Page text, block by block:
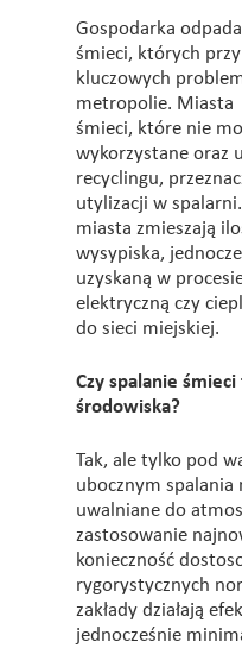
Gospodarka
śmieci, których
kluczowych
metropolie. Miasta
śmieci, które nie
wykorzystane oraz
recyclingu,
utylizacji w
miasta zmieszają
wysypiska,
uzyskaną w
elektryczną czy
do sieci miejskiej.
Czy spalanie
środowiska?
Tak, ale tylko pod
ubocznym spalania
uwalniane do
zastosowanie
konieczność
rygorystycznych
zakłady działają
jednocześnie